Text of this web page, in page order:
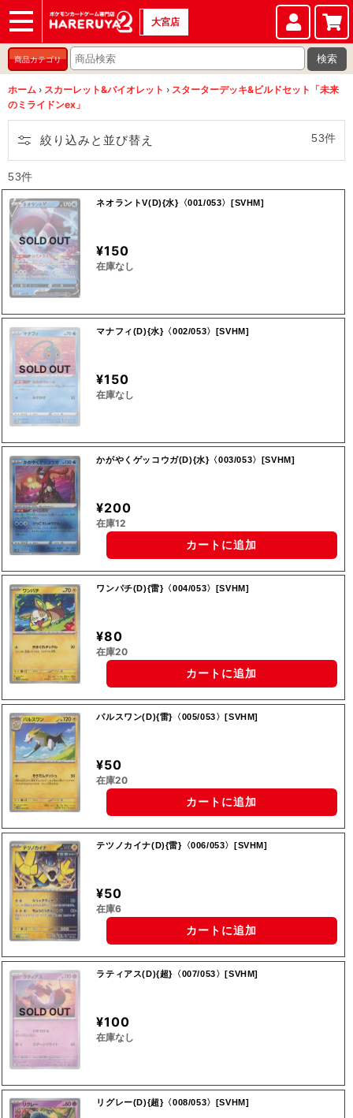
ショップ
店頭買取
店舗
イベント
大宮店
商品カテゴリ 検索
ホーム › スカーレット&バイオレット › スターターデッキ&ビルドセット「未来
のミライドンex」
絞り込みと並び替え 53件
53件
SOLD OUT
ネオラントV(D){水}〈001/053〉[SVHM]
¥150
在庫なし
SOLD OUT
マナフィ(D){水}〈002/053〉[SVHM]
¥150
在庫なし
かがやくゲッコウガ(D){水}〈003/053〉[SVHM]
¥200
在庫12
カートに追加
ワンパチ(D){雷}〈004/053〉[SVHM]
¥80
在庫20
カートに追加
パルスワン(D){雷}〈005/053〉[SVHM]
¥50
在庫20
カートに追加
テツノカイナ(D){雷}〈006/053〉[SVHM]
¥50
在庫6
カートに追加
SOLD OUT
ラティアス(D){超}〈007/053〉[SVHM]
¥100
在庫なし
リグレー(D){超}〈008/053〉[SVHM]